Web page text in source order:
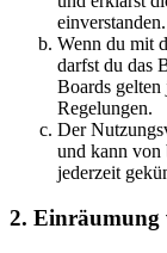
einverstanden.
Wenn du mit
darfst du das
Boards
Regelungen.
Der
und kann von
jederzeit
2. Einräumung